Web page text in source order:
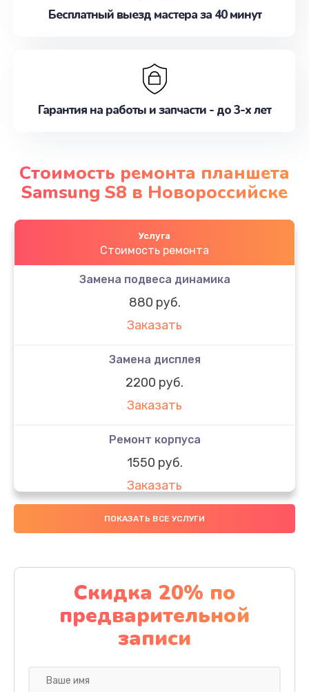
Бесплатный выезд мастера за 40 минут
Гарантия на работы и запчасти - до 3-х лет
Стоимость ремонта планшета
Samsung S8 в Новороссийске
Услуга
Стоимость ремонта
Замена подвеса динамика
880 руб.
Заказать
Замена дисплея
2200 руб.
Заказать
Ремонт корпуса
1550 руб.
Заказать
Настройка
Заказать
Ремонт кнопки
1200 руб.
Заказать
ПОКАЗАТЬ ВСЕ УСЛУГИ
Скидка 20% по
предварительной
записи